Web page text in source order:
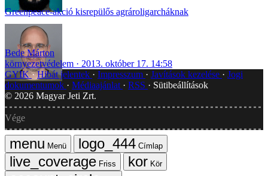
Greenpeace-akció kisrepülős agrároligarcháknak
Bede Márton
környezetvédelem
2013. október 17. 14:58
GYIK Hibát jelentek Impresszum Javítások kezelése
Jogi
dokumentumok
Médiaajánlat RSS
Sütibeállítások
© 2026 Magyar Jeti Zrt.
Vége
Menü
Címlap
Friss
Kör